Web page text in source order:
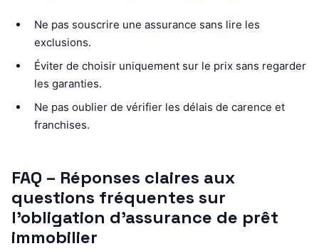
Ne pas souscrire une assurance sans lire les
exclusions.
Éviter de choisir uniquement sur le prix sans regarder
les garanties.
Ne pas oublier de vérifier les délais de carence et
franchises.
FAQ – Réponses claires aux
questions fréquentes sur
l’obligation d’assurance de prêt
immobilier